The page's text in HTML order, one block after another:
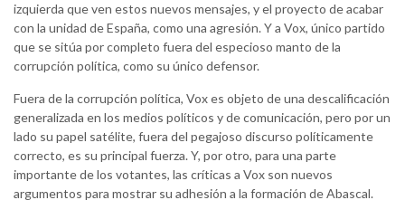
izquierda que ven estos nuevos mensajes, y el proyecto de acabar
con la unidad de España, como una agresión. Y a Vox, único partido
que se sitúa por completo fuera del especioso manto de la
corrupción política, como su único defensor.
Fuera de la corrupción política, Vox es objeto de una descalificación
generalizada en los medios políticos y de comunicación, pero por un
lado su papel satélite, fuera del pegajoso discurso políticamente
correcto, es su principal fuerza. Y, por otro, para una parte
importante de los votantes, las críticas a Vox son nuevos
argumentos para mostrar su adhesión a la formación de Abascal.